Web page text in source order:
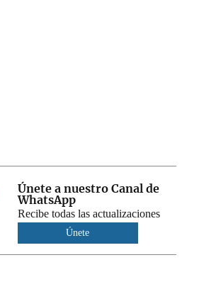
Únete a nuestro Canal de
WhatsApp
Recibe todas las actualizaciones
Únete